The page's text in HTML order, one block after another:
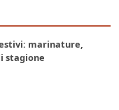
marinature,
stagione